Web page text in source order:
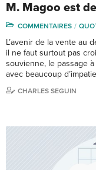
M. Magoo est
COMMENTAIRES
L’avenir de la vente au
il ne faut surtout pas
souvienne, le passage
avec beaucoup
CHARLES SEGUIN